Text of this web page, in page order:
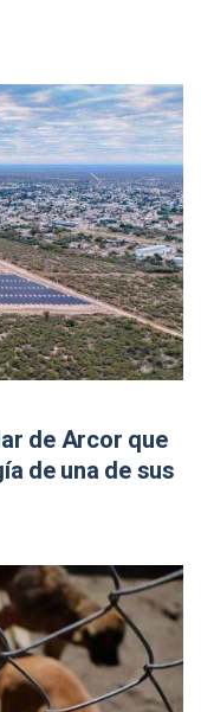
de Arcor que
de una de sus